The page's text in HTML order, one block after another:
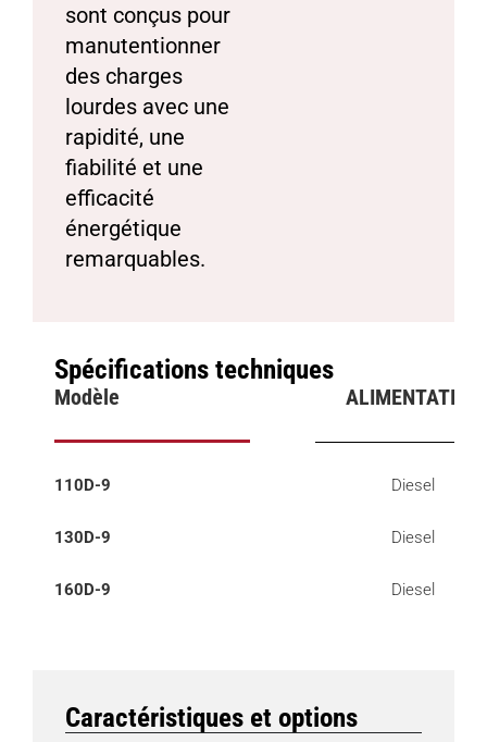
sont conçus pour
manutentionner
des charges
lourdes avec une
rapidité, une
fiabilité et une
efficacité
énergétique
remarquables.
Spécifications techniques
Modèle ALIMENTATION
110D-9 Diesel
130D-9 Diesel
160D-9 Diesel
Caractéristiques et options